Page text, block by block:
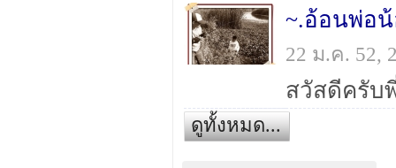
22 ม.ค. 52,
ดูทั้งหมด...